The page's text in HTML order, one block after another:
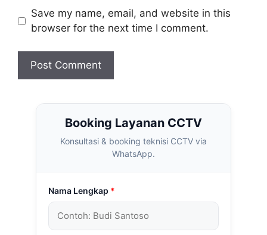
Save my name, email, and website in this
browser for the next time I comment.
Booking Layanan CCTV
Konsultasi & booking teknisi CCTV via
WhatsApp.
Nama Lengkap *